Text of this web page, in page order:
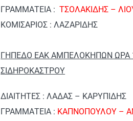
ΓΡΑΜΜΑΤΕΙΑ :ΤΣΟΛΑΚΙΔΗΣ –
ΚΟΜΙΣΑΡΙΟΣ : ΛΑΖΑΡΙΔΗΣ
ΓΗΠΕΔΟ ΕΑΚ ΑΜΠΕΛΟΚΗΠΩΝ ΩΡΑ
ΣΙΔΗΡΟΚΑΣΤΡΟΥ
ΔΙΑΙΤΗΤΕΣ : ΛΑΔΑΣ – ΚΑΡΥΠΙΔΗΣ
ΓΡΑΜΜΑΤΕΙΑ : ΚΑΠΝΟΠΟΥΛΟΥ –